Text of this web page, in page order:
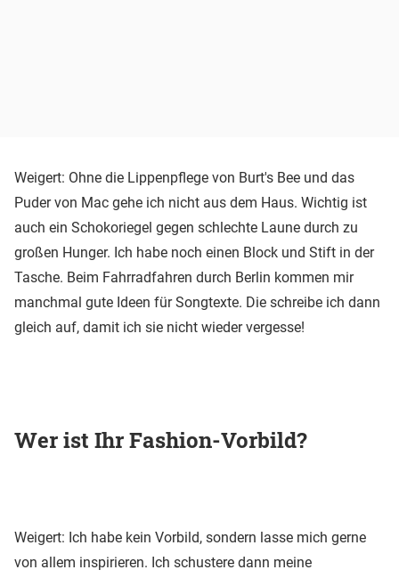
Weigert: Ohne die Lippenpflege von Burt's Bee und das
Puder von Mac gehe ich nicht aus dem Haus. Wichtig ist
auch ein Schokoriegel gegen schlechte Laune durch zu
großen Hunger. Ich habe noch einen Block und Stift in der
Tasche. Beim Fahrradfahren durch Berlin kommen mir
manchmal gute Ideen für Songtexte. Die schreibe ich dann
gleich auf, damit ich sie nicht wieder vergesse!
Wer ist Ihr Fashion-Vorbild?
Weigert: Ich habe kein Vorbild, sondern lasse mich gerne
von allem inspirieren. Ich schustere dann meine